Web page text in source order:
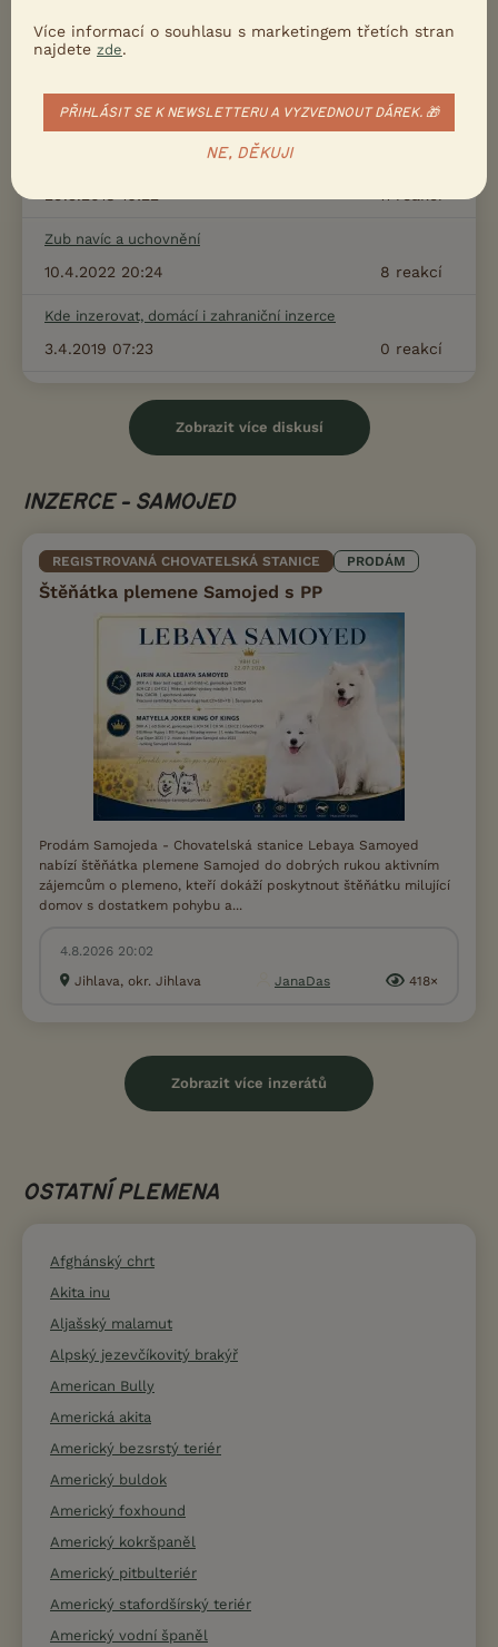
6 reakcí
16.10.2020 15:29
4reakcí
7.10.2020 23:24
Prosím o radu k starému psovi je možné priviesť
Zub navíc a uchovnění
8 reakcí
10.4.2022 20:24
Kde inzerovat, domácí i zahraniční inzerce
0 reakcí
3.4.2019 07:23
Zobrazit více diskusí
INZERCE - SAMOJED
REGISTROVANÁ CHOVATELSKÁ STANICE PRODÁM
Štěňátka plemene Samojed s PP
Prodám Samojeda - Chovatelská stanice Lebaya Samoyed
nabízí štěňátka plemene Samojed do dobrých rukou aktivním
zájemcům o plemeno, kteří dokáží poskytnout štěňátku milující
domov s dostatkem pohybu a...
4.8.2026 20:02
Jihlava, okr. Jihlava
JanaDas 418×
Zobrazit více inzerátů
OSTATNÍ PLEMENA
Afghánský chrt
Akita inu
Aljašský malamut
Alpský jezevčíkovitý brakýř
American Bully
Americká akita
Americký bezsrstý teriér
Americký buldok
Americký foxhound
Americký kokršpaněl
Americký pitbulteriér
Americký stafordšírský teriér
Americký vodní španěl
Více informací o souhlasu s marketingem třetích stran
najdete zde.
PŘIHLÁSIT SE K NEWSLETTERU A VYZVEDNOUT DÁREK. 🎁
NE, DĚKUJI